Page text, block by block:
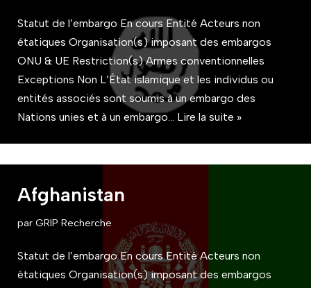
Statut de l’embargo En cours Entité Acteurs non
étatiques Organisation(s) imposant des embargos
ONU & UE Restriction(s) Armes conventionnelles
Exceptions Non L’État islamique et les individus ou
entités associés sont soumis à un embargo des
Nations unies et à un embargo… Lire la suite »
Afghanistan
par GRIP Recherche
Statut de l’embargo En cours Entité Acteurs non
étatiques Organisation(s) imposant des embargos